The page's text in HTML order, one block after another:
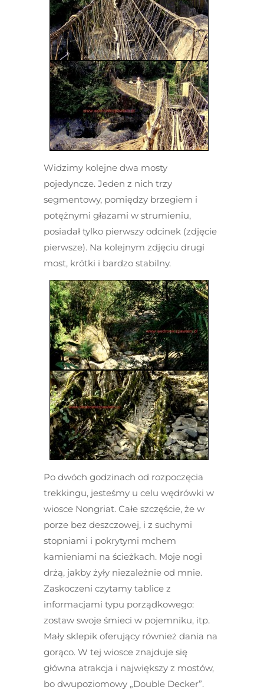
Widzimy kolejne dwa mosty
pojedyncze. Jeden z nich trzy
segmentowy, pomiędzy brzegiem i
potężnymi głazami w strumieniu,
posiadał tylko pierwszy odcinek (zdjęcie
pierwsze). Na kolejnym zdjęciu drugi
most, krótki i bardzo stabilny.
Po dwóch godzinach od rozpoczęcia
trekkingu, jesteśmy u celu wędrówki w
wiosce Nongriat. Całe szczęście, że w
porze bez deszczowej, i z suchymi
stopniami i pokrytymi mchem
kamieniami na ścieżkach. Moje nogi
drżą, jakby żyły niezależnie od mnie.
Zaskoczeni czytamy tablice z
informacjami typu porządkowego:
zostaw swoje śmieci w pojemniku, itp.
Mały sklepik oferujący również dania na
gorąco. W tej wiosce znajduje się
główna atrakcja i największy z mostów,
bo dwupoziomowy „Double Decker”.